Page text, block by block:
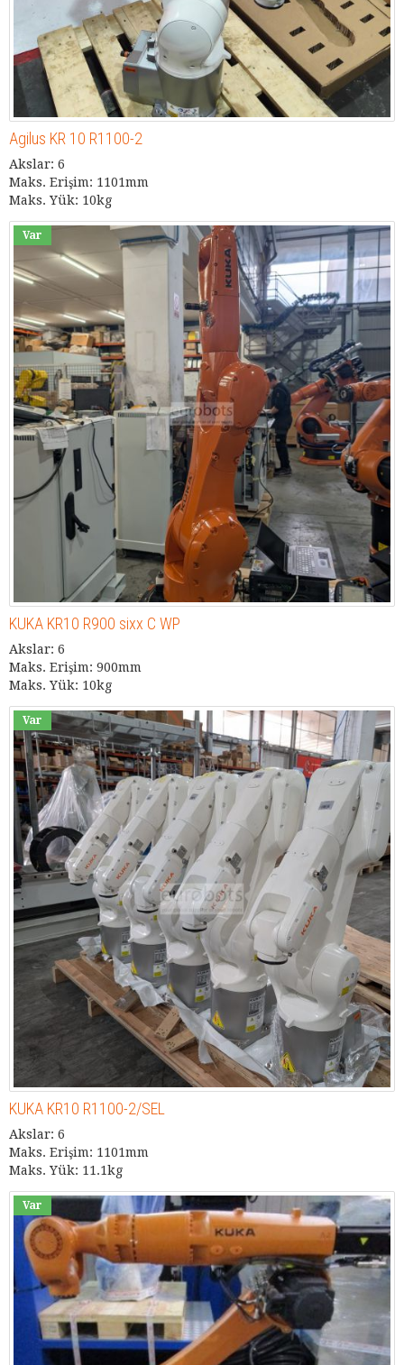
Agilus KR 10 R1100-2
Akslar: 6
Maks. Erişim: 1101mm
Maks. Yük: 10kg
Var
KUKA KR10 R900 sixx C WP
Akslar: 6
Maks. Erişim: 900mm
Maks. Yük: 10kg
Var
KUKA KR10 R1100-2/SEL
Akslar: 6
Maks. Erişim: 1101mm
Maks. Yük: 11.1kg
Var